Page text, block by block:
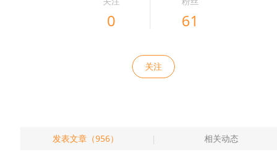
0 61
关注
发表文章（956） 相关动态